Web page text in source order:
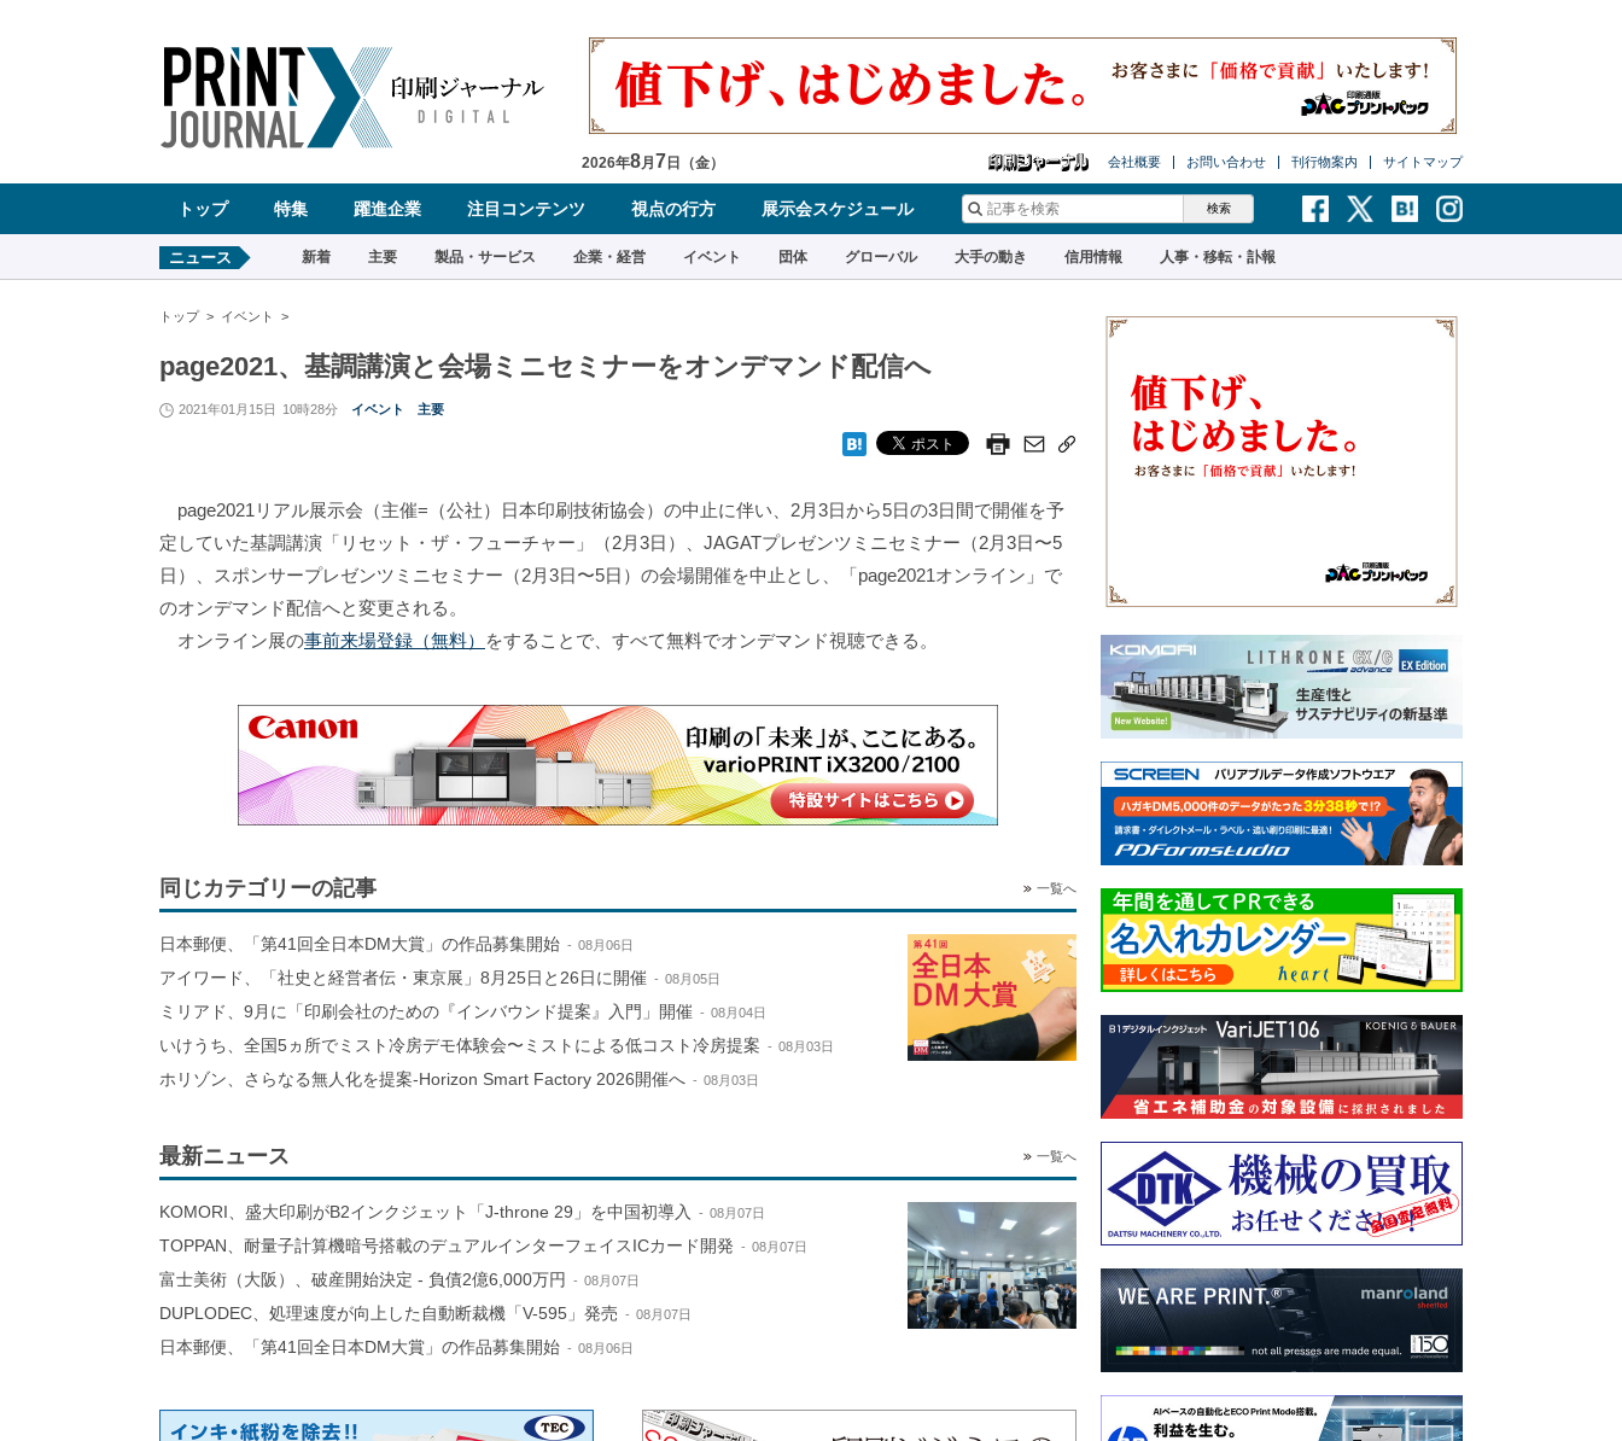
ア
ゲ
ン
2026年8月 7 日（金） 会社概要 お問い合わせ 刊行物案内 サイトマップ
トップ 特集 躍進企業 注目コンテンツ 視点の行方 展示会スケジュール
ニュース 新着 主要 製品・サービス 企業・経営 イベント 団体 グローバル 大手の動き 信用情報 人事・移転・訃報
トップ イベント
page2021、基調講演と会場ミニセミナーをオンデマンド配信へ
2021年01月15日 10時28分 イベント 主要
page2021リアル展示会（主催=（公社）日本印刷技術協会）の中止に伴い、2月3日から5日の3日間で開催を予
定していた基調講演「リセット・ザ・フューチャー」（2月3日）、JAGATプレゼンツミニセミナー（2月3日〜5
日）、スポンサープレゼンツミニセミナー（2月3日〜5日）の会場開催を中止とし、「page2021オンライン」で
のオンデマンド配信へと変更される。
オンライン展の事前来場登録（無料） をすることで、すべて無料でオンデマンド視聴できる。
同じカテゴリーの記事 一覧へ
日本郵便、「第41回全日本DM大賞」の作品募集開始 08月06日
アイワード、「社史と経営者伝・東京展」8月25日と26日に開催 08月05日
ミリアド、9月に「印刷会社のための『インバウンド提案』入門」開催 08月04日
いけうち、全国5ヵ所でミスト冷房デモ体験会〜ミストによる低コスト冷房提案 08月03日
ホリゾン、さらなる無人化を提案-Horizon Smart Factory 2026開催へ 08月03日
最新ニュース 一覧へ
KOMORI、盛大印刷がB2インクジェット「J-throne 29」を中国初導入 08月07日
TOPPAN、耐量子計算機暗号搭載のデュアルインターフェイスICカード開発 08月07日
富士美術（大阪）、破産開始決定 - 負債2億6,000万円 08月07日
DUPLODEC、処理速度が向上した自動断裁機「V-595」発売 08月07日
日本郵便、「第41回全日本DM大賞」の作品募集開始 08月06日